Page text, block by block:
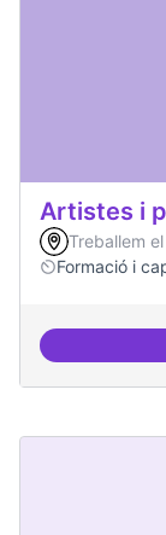
Artistes i
Treballem
Formació i